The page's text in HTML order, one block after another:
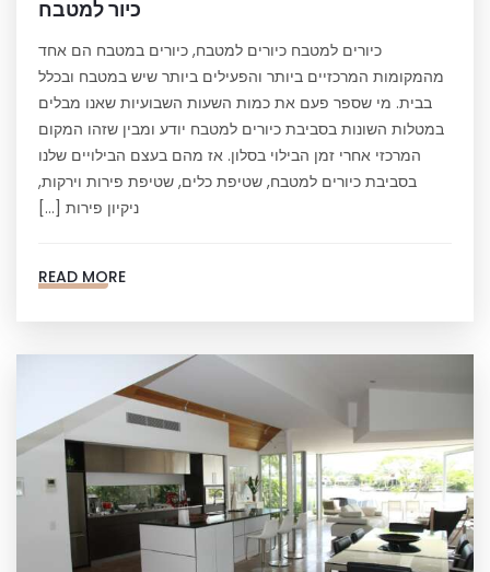
כיור למטבח
כיורים למטבח כיורים למטבח, כיורים במטבח הם אחד
מהמקומות המרכזיים ביותר והפעילים ביותר שיש במטבח ובכלל
בבית. מי שספר פעם את כמות השעות השבועיות שאנו מבלים
במטלות השונות בסביבת כיורים למטבח יודע ומבין שזהו המקום
המרכזי אחרי זמן הבילוי בסלון. אז מהם בעצם הבילויים שלנו
בסביבת כיורים למטבח, שטיפת כלים, שטיפת פירות וירקות,
ניקיון פירות […]
READ MORE